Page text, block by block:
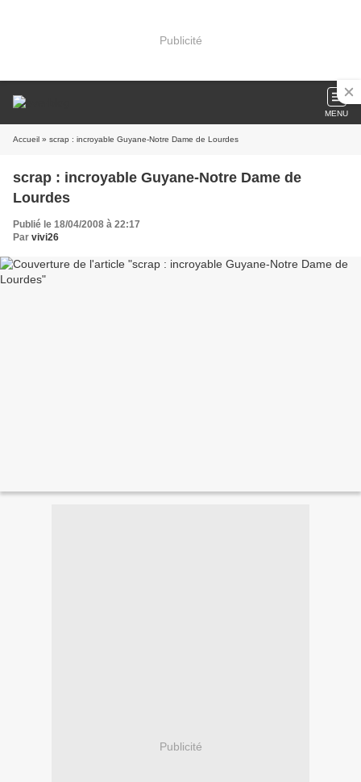
Publicité
MENU
Accueil » scrap : incroyable Guyane-Notre Dame de Lourdes
scrap : incroyable Guyane-Notre Dame de
Lourdes
Publié le 18/04/2008 à 22:17
Par vivi26
Publicité